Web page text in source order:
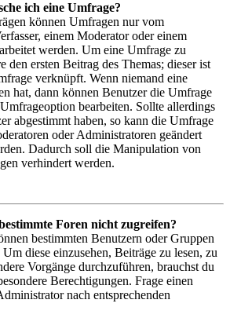
ich eine Umfrage?
können Umfragen nur vom
einem Moderator oder einem
werden. Um eine Umfrage zu
den ersten Beitrag des Themas; dieser ist
verknüpft. Wenn niemand eine
hat, dann können Benutzer die Umfrage
bearbeiten. Sollte allerdings
abgestimmt haben, so kann die Umfrage
oder Administratoren geändert
Dadurch soll die Manipulation von
verhindert werden.
Foren nicht zugreifen?
bestimmten Benutzern oder Gruppen
diese einzusehen, Beiträge zu lesen, zu
Vorgänge durchzuführen, brauchst du
Berechtigungen. Frage einen
nach entsprechenden